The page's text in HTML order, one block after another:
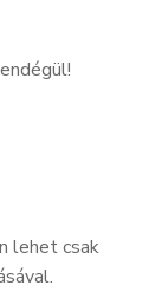
lehet csak